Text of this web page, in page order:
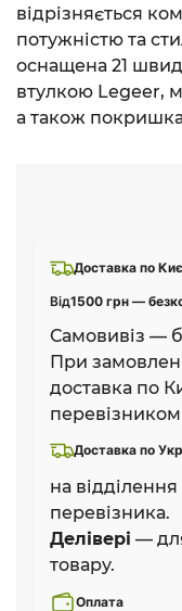
Доставка по
Від1500 грн —
Самовивіз —
При
доставка по
Доставка по
на відділення
перевізника.
Делівері —
товару.
Оплата
відрізняється
потужністю та
оснащена 21
втулкою Legeer,
а також